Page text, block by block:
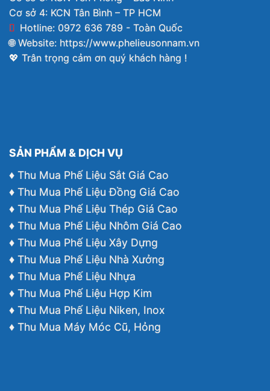
Cơ sở 4: KCN Tân Bình – TP HCM
Hotline: 0972 636 789 - Toàn Quốc
🌐 Website: https://www.phelieusonnam.vn
💖 Trân trọng cảm ơn quý khách hàng !
SẢN PHẨM & DỊCH VỤ
♦ Thu Mua Phế Liệu Sắt Giá Cao
♦ Thu Mua Phế Liệu Đồng Giá Cao
♦ Thu Mua Phế Liệu Thép Giá Cao
♦ Thu Mua Phế Liệu Nhôm Giá Cao
♦ Thu Mua Phế Liệu Xây Dựng
♦ Thu Mua Phế Liệu Nhà Xưởng
♦ Thu Mua Phế Liệu Nhựa
♦ Thu Mua Phế Liệu Hợp Kim
♦ Thu Mua Phế Liệu Niken, Inox
♦ Thu Mua Máy Móc Cũ, Hỏng